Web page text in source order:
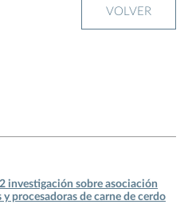
VOLVER
investigación sobre asociación
procesadoras de carne de cerdo